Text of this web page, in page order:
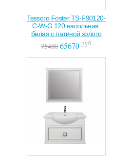
Tessoro Foster TS-F90120-
C-W-G 120 напольная,
белая с патиной золото
75480 65670 руб